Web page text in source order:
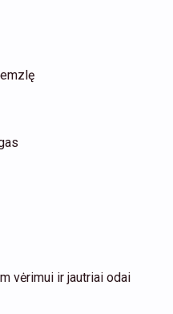
vėrimui ir jautriai odai